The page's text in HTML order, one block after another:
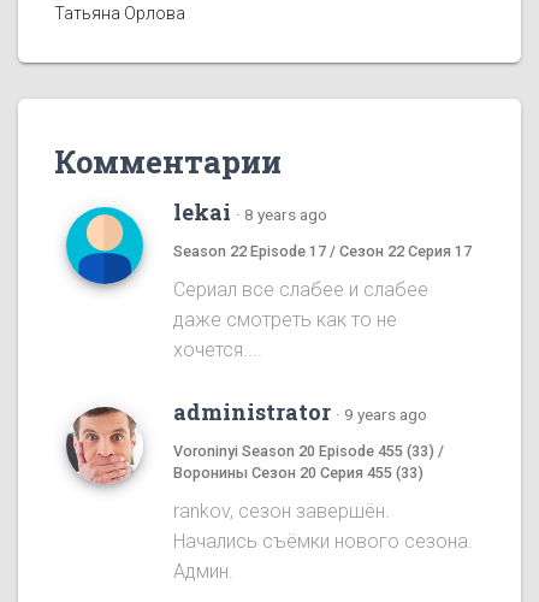
Татьяна Орлова
Комментарии
lekai · 8 years ago
Season 22 Episode 17 / Сезон 22 Серия 17
Сериал все слабее и слабее
даже смотреть как то не
хочется....
administrator · 9 years ago
Voroninyi Season 20 Episode 455 (33) /
Воронины Сезон 20 Серия 455 (33)
rankov, сезон завершён.
Начались съёмки нового сезона.
Админ.